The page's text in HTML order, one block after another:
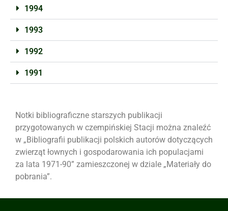
1994
1993
1992
1991
Notki bibliograficzne starszych publikacji
przygotowanych w czempińskiej Stacji można znaleźć
w „Bibliografii publikacji polskich autorów dotyczących
zwierząt łownych i gospodarowania ich populacjami
za lata 1971-90” zamieszczonej w dziale „Materiały do
pobrania”.